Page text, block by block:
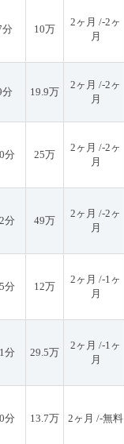
分 10万
2ヶ月 /-2ヶ
月
分 19.9万
2ヶ月 /-2ヶ
月
分 25万
2ヶ月 /-2ヶ
月
分 49万
2ヶ月 /-2ヶ
月
分 12万
2ヶ月 /-1ヶ
月
分 29.5万
2ヶ月 /-1ヶ
月
分 13.7万 2ヶ月 /-無料